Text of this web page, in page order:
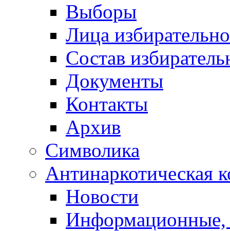
Выборы
Лица
Состав
Документы
Контакты
Архив
Символика
Антинаркотическая
Новости
Информационные,